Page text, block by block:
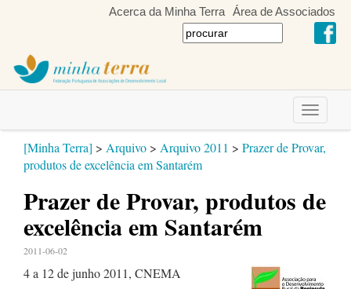
Acerca da Minha Terra Área de Associados
Toggle
[Minha Terra] > Arquivo > Arquivo 2011 > Prazer de Provar,
produtos de excelência em Santarém
Prazer de Provar, produtos de
excelência em Santarém
2011-06-02
4 a 12 de junho 2011, CNEMA